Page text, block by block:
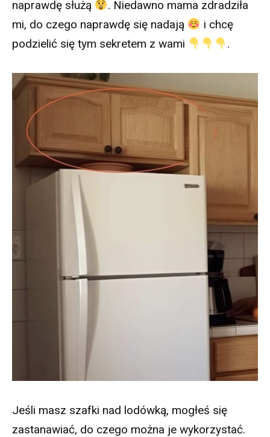
naprawdę służą
. Niedawno mama zdradziła
mi, do czego naprawdę się nadają
i chcę
podzielić się tym sekretem z wami
.
Jeśli masz szafki nad lodówką, mogłeś się
zastanawiać, do czego można je wykorzystać.